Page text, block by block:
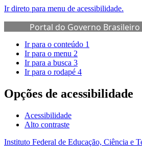
Ir direto para menu de acessibilidade.
Portal do Governo Brasileiro
Ir para o conteúdo 1
Ir para o menu 2
Ir para a busca 3
Ir para o rodapé 4
Opções de acessibilidade
Acessibilidade
Alto contraste
Instituto Federal de Educação, Ciência e